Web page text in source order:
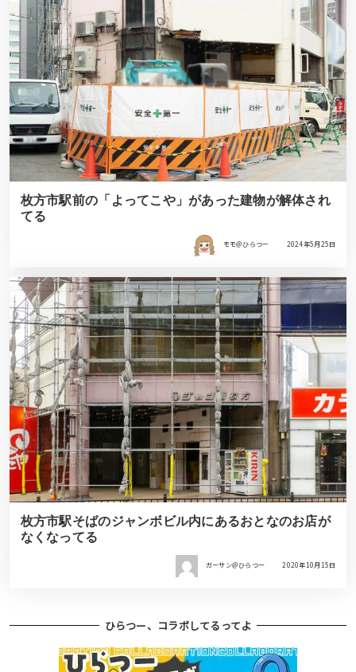
枚方市駅前の「よってこや」があった建物が解体され
てる
モモ＠ひらつー 2024年5月25日
枚方市駅そばのジャンボビル内にあるおとなのお店が
なくなってる
ガーサン＠ひらつー 2020年10月15日
ひらつー、コラボしてるってよ